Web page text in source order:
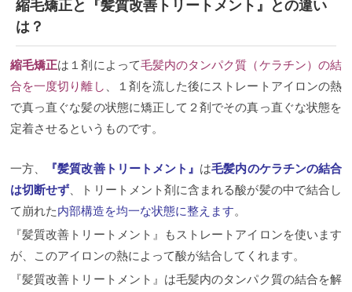
縮毛矯正と『髪質改善トリートメント』との違い
は？
縮毛矯正は１剤によって毛髪内のタンパク質（ケラチン）の結
合を一度切り離し 、１剤を流した後にストレートアイロンの熱
で真っ直ぐな髪の状態に矯正して２剤でその真っ直ぐな状態を
定着させるというものです。
一方、 『髪質改善トリートメント』 は毛髪内のケラチンの結合
は切断せず 、トリートメント剤に含まれる酸が髪の中で結合し
て崩れた内部構造を均一な状態に整えます。
『髪質改善トリートメント』もストレートアイロンを使います
が、このアイロンの熱によって酸が結合してくれます。
『髪質改善トリートメント』は毛髪内のタンパク質の結合を解